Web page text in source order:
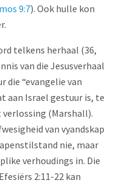
9:7). Ook hulle kon
telkens herhaal (36,
van die Jesusverhaal
die “evangelie van
aan Israel gestuur is, te
verlossing (Marshall).
van vyandskap
nie, maar
verhoudings in. Die
2:11-22 kan